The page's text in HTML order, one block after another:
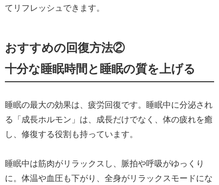
てリフレッシュできます。
おすすめの回復方法②
十分な睡眠時間と睡眠の質を上げる
睡眠の最大の効果は、疲労回復です。睡眠中に分泌され
る「成長ホルモン」は、成長だけでなく、体の疲れを癒
し、修復する役割も持っています。
睡眠中は筋肉がリラックスし、脈拍や呼吸がゆっくり
に。体温や血圧も下がり、全身がリラックスモードにな